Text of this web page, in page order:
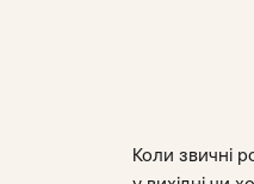
Коли звичні